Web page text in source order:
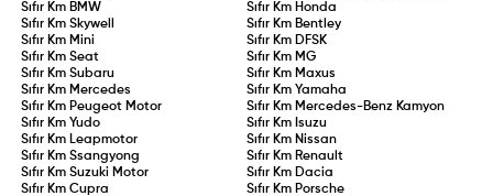
Sıfır Km BMW Sıfır Km Honda
Sıfır KmSkywell Sıfır Km Bentley
Sıfır Km Mini Sıfır Km DFSK
Sıfır KmSeat Sıfır Km MG
Sıfır KmSubaru Sıfır Km Maxus
Sıfır Km Mercedes Sıfır Km Yamaha
Sıfır Km Peugeot Motor Sıfır Km Mercedes-Benz Kamyon
Sıfır Km Yudo Sıfır Km Isuzu
Sıfır Km Leapmotor Sıfır Km Nissan
Sıfır KmSsangyong Sıfır Km Renault
Sıfır KmSuzuki Motor Sıfır Km Dacia
Sıfır KmCupra Sıfır Km Porsche